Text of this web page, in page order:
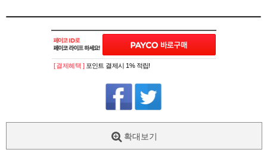
[ 결제혜택 ] 포인트 결제시 1% 적립!
확대보기